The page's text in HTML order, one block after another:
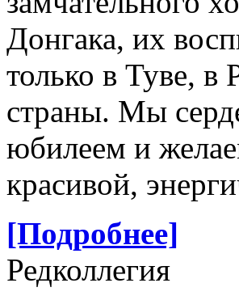
Донгака, их
только в Туве, в
страны. Мы
юбилеем и
красивой,
[Подробнее]
Редколлегия